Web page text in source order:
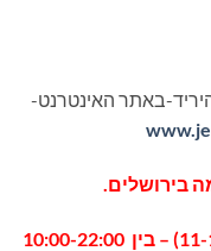
באתר האינטרנט-
בירושלים.
היריד פתוח לקהל – בימים ב'-ה' (11-14.2) – בין 10:00-22:00